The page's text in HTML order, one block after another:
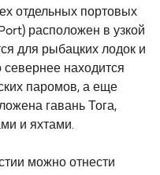
отдельных портовых
расположен в узкой
для рыбацких лодок и
севернее находится
паромов, а еще
гавань Тога,
и яхтами.
можно отнести